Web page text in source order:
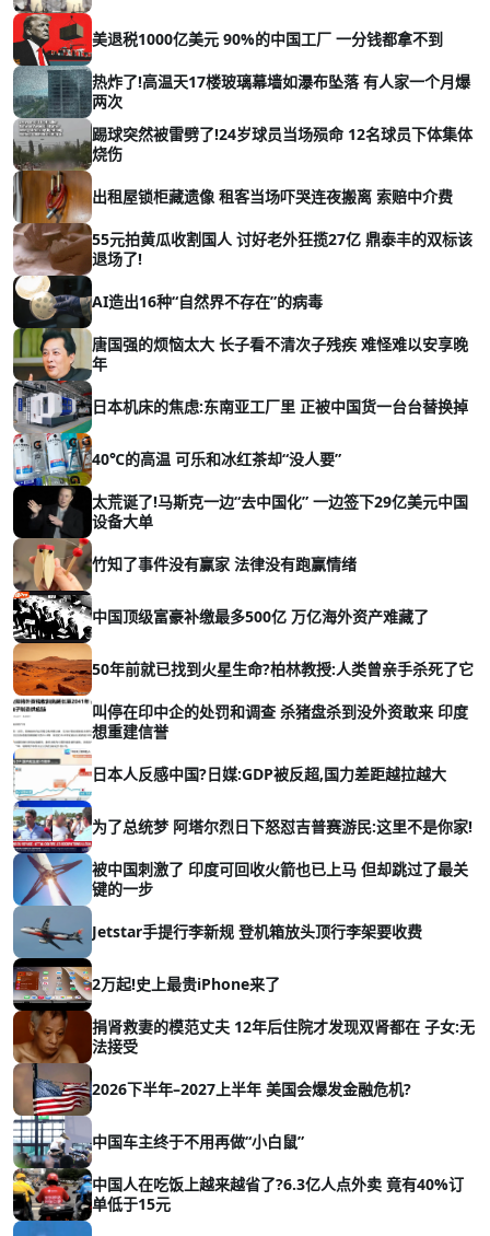
美退税1000亿美元 90%的中国工厂 一分钱都拿不到
热炸了!高温天17楼玻璃幕墙如瀑布坠落 有人家一个月爆
两次
踢球突然被雷劈了!24岁球员当场殒命 12名球员下体集体
烧伤
出租屋锁柜藏遗像 租客当场吓哭连夜搬离 索赔中介费
55元拍黄瓜收割国人 讨好老外狂揽27亿 鼎泰丰的双标该
退场了!
AI造出16种“自然界不存在”的病毒
唐国强的烦恼太大 长子看不清次子残疾 难怪难以安享晚
年
日本机床的焦虑:东南亚工厂里 正被中国货一台台替换掉
40℃的高温 可乐和冰红茶却“没人要”
太荒诞了!马斯克一边“去中国化” 一边签下29亿美元中国
设备大单
竹知了事件没有赢家 法律没有跑赢情绪
中国顶级富豪补缴最多500亿 万亿海外资产难藏了
50年前就已找到火星生命?柏林教授:人类曾亲手杀死了它
叫停在印中企的处罚和调查 杀猪盘杀到没外资敢来 印度
想重建信誉
日本人反感中国?日媒:GDP被反超,国力差距越拉越大
为了总统梦 阿塔尔烈日下怒怼吉普赛游民:这里不是你家!
被中国刺激了 印度可回收火箭也已上马 但却跳过了最关
键的一步
Jetstar手提行李新规 登机箱放头顶行李架要收费
2万起!史上最贵iPhone来了
捐肾救妻的模范丈夫 12年后住院才发现双肾都在 子女:无
法接受
2026下半年–2027上半年 美国会爆发金融危机?
中国车主终于不用再做“小白鼠”
中国人在吃饭上越来越省了?6.3亿人点外卖 竟有40%订
单低于15元